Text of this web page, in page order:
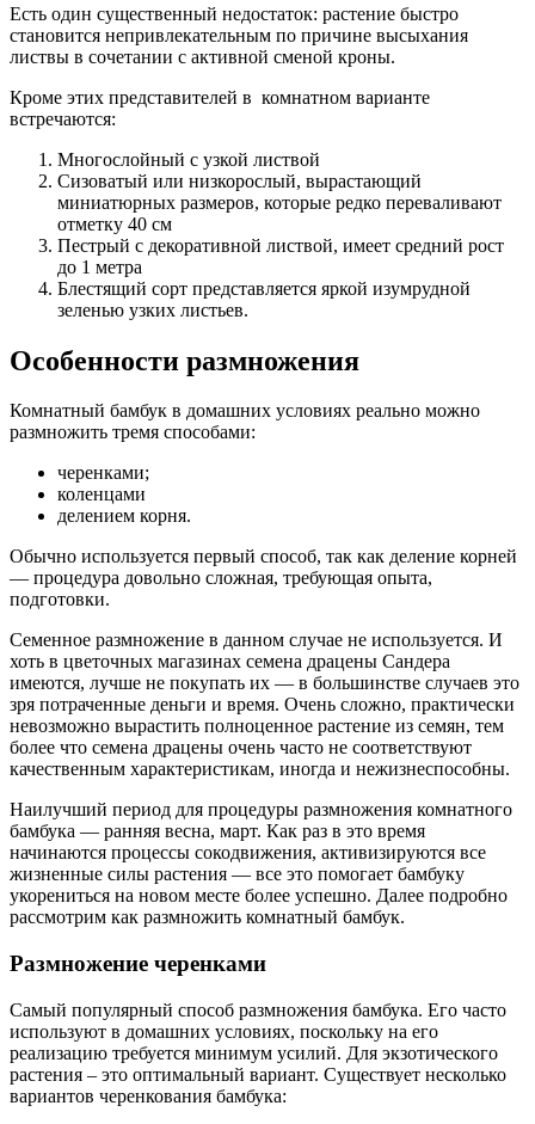
Есть один существенный недостаток: растение быстро
становится непривлекательным по причине высыхания
листвы в сочетании с активной сменой кроны.
Кроме этих представителей в комнатном варианте
встречаются:
Многослойный с узкой листвой
Сизоватый или низкорослый, вырастающий
миниатюрных размеров, которые редко переваливают
отметку 40 см
Пестрый с декоративной листвой, имеет средний рост
до 1 метра
Блестящий сорт представляется яркой изумрудной
зеленью узких листьев.
Особенности размножения
Комнатный бамбук в домашних условиях реально можно
размножить тремя способами:
черенками;
коленцами
делением корня.
Обычно используется первый способ, так как деление корней
— процедура довольно сложная, требующая опыта,
подготовки.
Семенное размножение в данном случае не используется. И
хоть в цветочных магазинах семена драцены Сандера
имеются, лучше не покупать их — в большинстве случаев это
зря потраченные деньги и время. Очень сложно, практически
невозможно вырастить полноценное растение из семян, тем
более что семена драцены очень часто не соответствуют
качественным характеристикам, иногда и нежизнеспособны.
Наилучший период для процедуры размножения комнатного
бамбука — ранняя весна, март. Как раз в это время
начинаются процессы сокодвижения, активизируются все
жизненные силы растения — все это помогает бамбуку
укорениться на новом месте более успешно. Далее подробно
рассмотрим как размножить комнатный бамбук.
Размножение черенками
Самый популярный способ размножения бамбука. Его часто
используют в домашних условиях, поскольку на его
реализацию требуется минимум усилий. Для экзотического
растения – это оптимальный вариант. Существует несколько
вариантов черенкования бамбука: